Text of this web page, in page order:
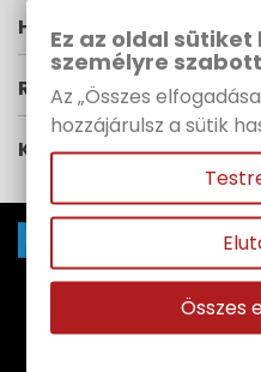
HÍRLEVÉL
RUPES MAGYARORSZÁG
KÖVESS MINKET
Copyright© 1991-2026
Ez az oldal
személyre
Az „Összes
hozzájárulsz a sütik
Összes